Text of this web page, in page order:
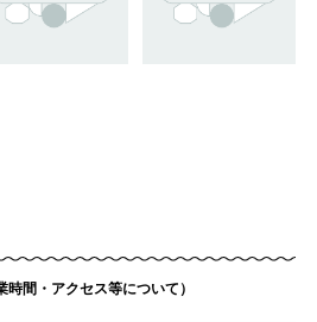
時間・アクセス等について）